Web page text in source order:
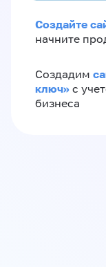
Создайте
начните
Создадим
ключ» с
бизнеса